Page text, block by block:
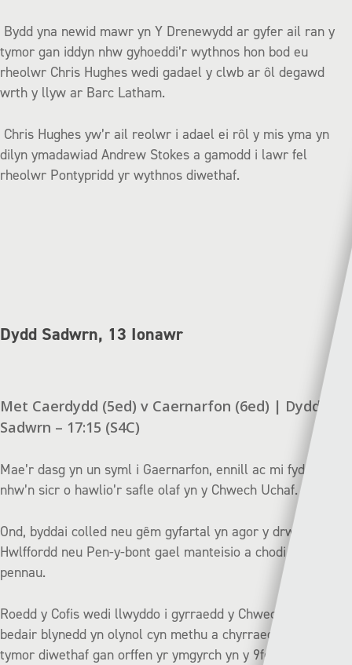
Bydd yna newid mawr yn Y Drenewydd ar gyfer ail ran y
tymor gan iddyn nhw gyhoeddi’r wythnos hon bod eu
rheolwr Chris Hughes wedi gadael y clwb ar ôl degawd
wrth y llyw ar Barc Latham.
Chris Hughes yw’r ail reolwr i adael ei rôl y mis yma yn
dilyn ymadawiad Andrew Stokes a gamodd i lawr fel
rheolwr Pontypridd yr wythnos diwethaf.
Dydd Sadwrn, 13 Ionawr
Met Caerdydd (5ed) v Caernarfon (6ed) | Dydd
Sadwrn – 17:15 (S4C)
Mae’r dasg yn un syml i Gaernarfon, ennill ac mi fyddan
nhw’n sicr o hawlio’r safle olaf yn y Chwech Uchaf.
Ond, byddai colled neu gêm gyfartal yn agor y drws i
Hwlffordd neu Pen-y-bont gael manteisio a chodi uwch eu
pennau.
Roedd y Cofis wedi llwyddo i gyrraedd y Chwech Uchaf am
bedair blynedd yn olynol cyn methu a chyrraedd y nod y
tymor diwethaf gan orffen yr ymgyrch yn y 9fed safle, dim